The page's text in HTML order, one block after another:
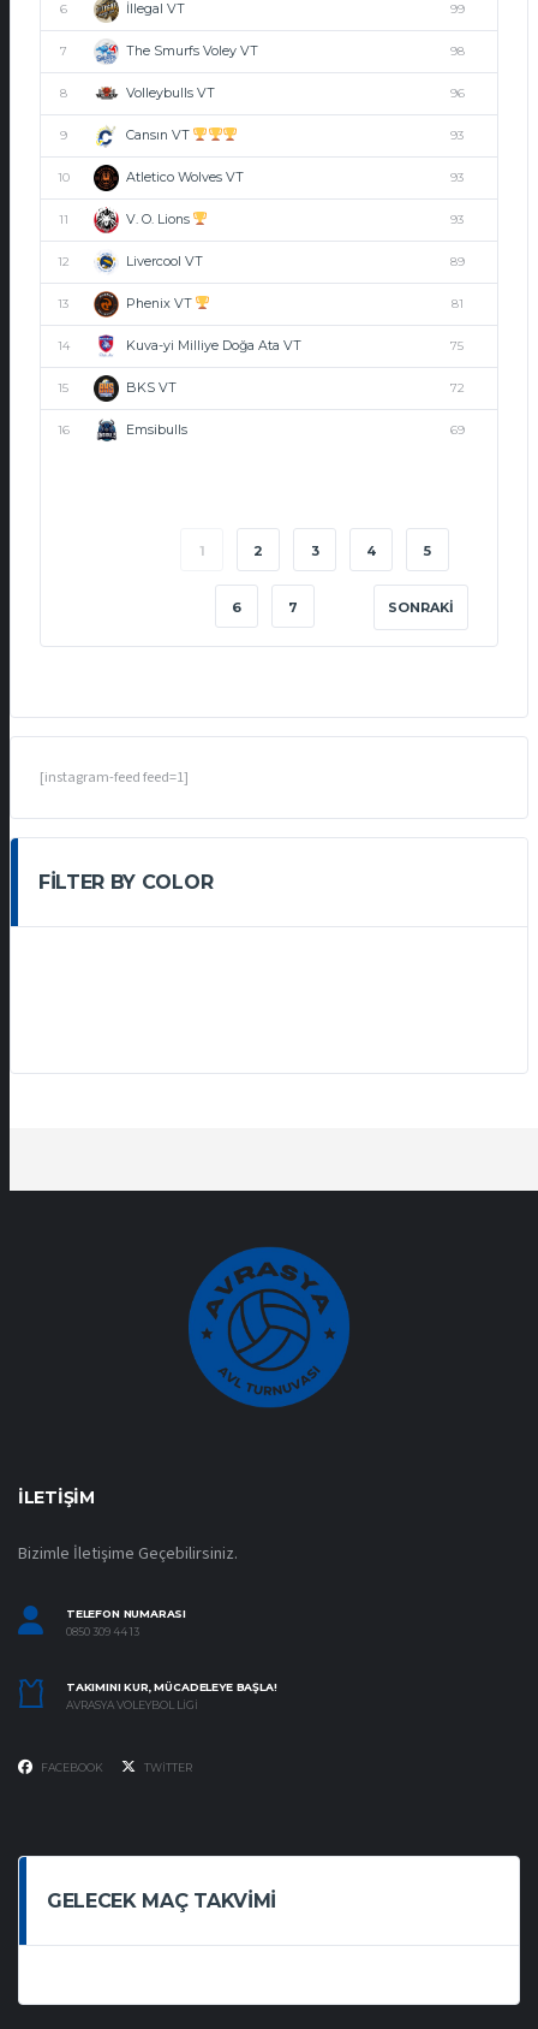
6 İllegal VT 99
7 The Smurfs Voley VT 98
8 Volleybulls VT 96
9 Cansın VT 93
10 Atletico Wolves VT 93
11 V. O. Lions 93
12 Livercool VT 89
13 Phenix VT 81
14 Kuva-yi Milliye Doğa Ata VT 75
15 BKS VT 72
16 Emsibulls 69
1 2 3 4 5
6 7 SONRAKI
[instagram-feed feed=1]
FILTER BY COLOR
İLETIŞIM
Bizimle İletişime Geçebilirsiniz.
TELEFON NUMARASI
0850 309 44 13
TAKIMINI KUR, MÜCADELEYE BAŞLA!
AVRASYA VOLEYBOL LIGI
FACEBOOK TWITTER
GELECEK MAÇ TAKVIMI